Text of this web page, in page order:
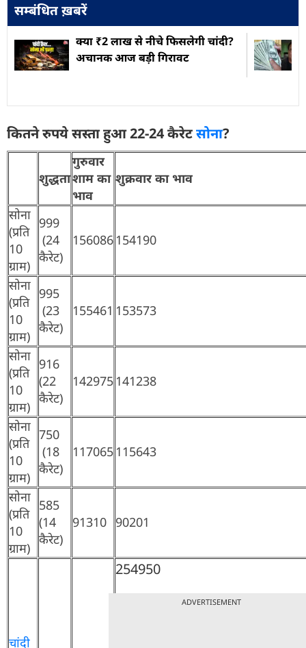
सम्बंधित ख़बरें
क्या ₹2 लाख से नीचे फिसलेगी चांदी?
अचानक आज बड़ी गिरावट
कितने रुपये सस्ता हुआ 22-24 कैरेटसोना?
शुद्धता
गुरुवार
शाम का
भाव
शुक्रवार का भाव
सोना
(प्रति
10
ग्राम)
999
(24
कैरेट)
156086 154190
सोना
(प्रति
10
ग्राम)
995
(23
कैरेट)
155461 153573
सोना
(प्रति
10
ग्राम)
916
(22
कैरेट)
142975 141238
सोना
(प्रति
10
ग्राम)
750
(18
कैरेट)
117065 115643
सोना
(प्रति
10
ग्राम)
585
(14
कैरेट)
91310 90201
चांदी
254950
ADVERTISEMENT